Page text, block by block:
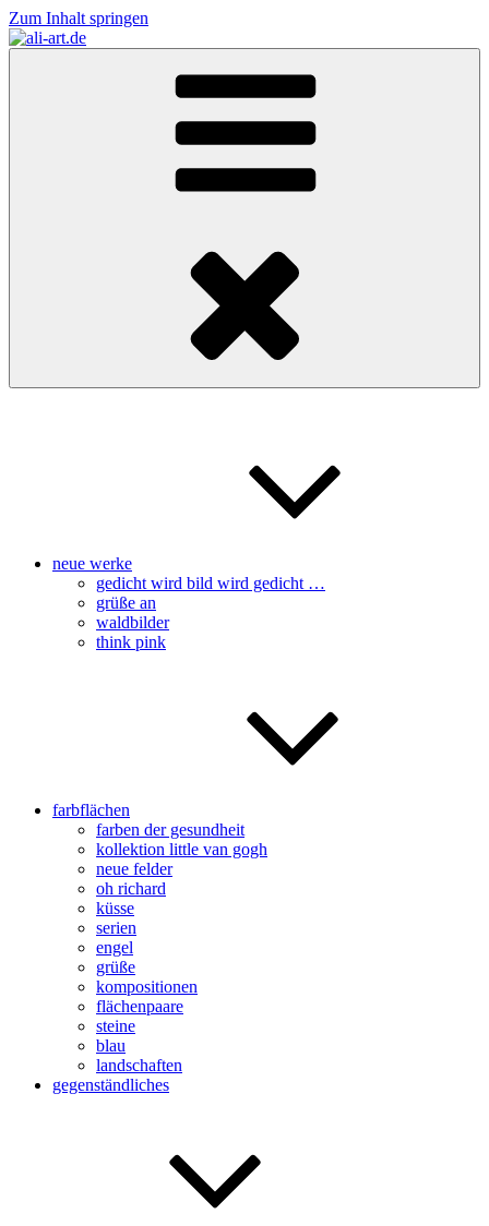
Zum Inhalt springen
neue werke
gedicht wird bild wird gedicht …
grüße an
waldbilder
think pink
farbflächen
farben der gesundheit
kollektion little van gogh
neue felder
oh richard
küsse
serien
engel
grüße
kompositionen
flächenpaare
steine
blau
landschaften
gegenständliches